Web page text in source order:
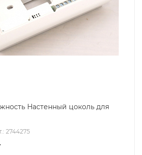
Настенный цоколь для
2744275